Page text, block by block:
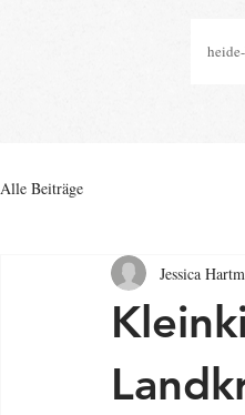
Alle Beiträge
Jessica